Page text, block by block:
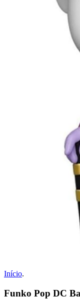
Início.
Funko Pop DC